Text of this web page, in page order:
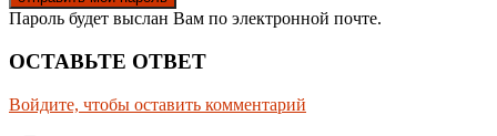
Пароль будет выслан Вам по электронной почте.
ОСТАВЬТЕ ОТВЕТ
Войдите, чтобы оставить комментарий